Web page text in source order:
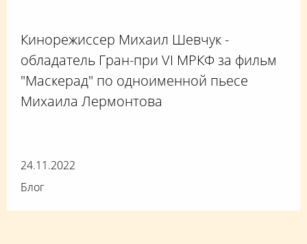
Кинорежиссер Михаил Шевчук -
обладатель Гран-при VI МРКФ за фильм
"Маскерад" по одноименной пьесе
Михаила Лермонтова
24.11.2022
Блог